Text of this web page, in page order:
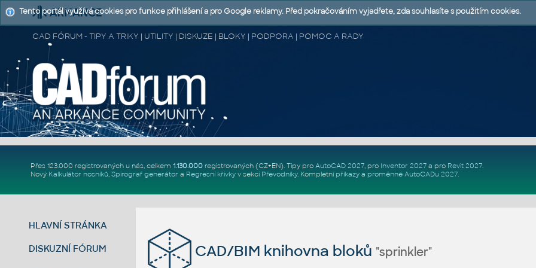
CAD FÓRUM - TIPY A TRIKY | UTILITY | DISKUZE | BLOKY | PODPORA | POMOC A RADY
Přes 123.000 registrovaných u nás, celkem 1.130.000registrovaných (CZ+EN). Tipy pro AutoCAD 2027, pro Inventor 2027a pro Revit 2027.
Nový Kalkulátor nosníků, Spirograf generátor a Regresní křivkyv sekci Převodníky. Kompletní příkazya proměnné AutoCADu 2027.
HLAVNÍ STRÁNKA
DISKUZNÍ FÓRUM CAD/BIM knihovna bloků "sprinkler"
Tento portál využívá cookies pro funkce přihlášení a pro Google reklamy. Před pokračováním vyjadřete, zda souhlasíte s použitím cookies.